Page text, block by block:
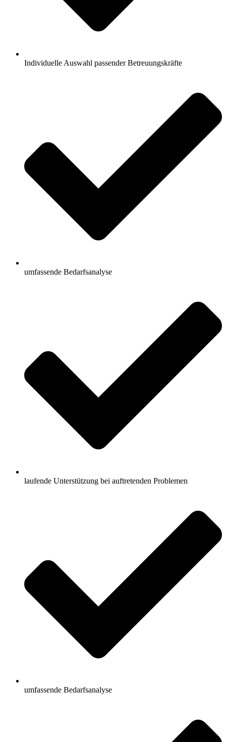
Individuelle Auswahl passender Betreuungskräfte
umfassende Bedarfsanalyse
laufende Unterstützung bei auftretenden Problemen
umfassende Bedarfsanalyse